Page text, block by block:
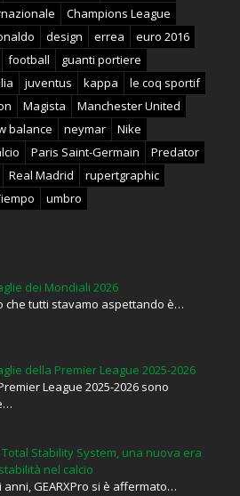
Champions League
design errea
euro 2016
football
guanti portiere
juventus kappa
le coq sportif
Magista
Manchester United
balance neymar
Nike
Paris Saint-Germain
Predator
Real Madrid
rupertgraphic
umbro
dei Mondiali 2026
che tutti stavamo aspettando è…
della Premier League 2025-2026
League 2025-2026 sono
Total Stability System, una nuova era
nel calcio
anni, GEARXPro si è affermato…